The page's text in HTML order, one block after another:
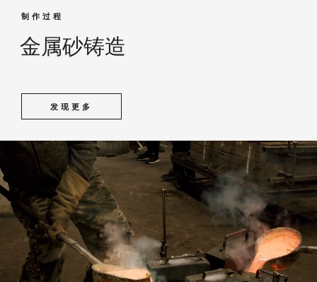
制作过程
金属砂铸造
发现更多